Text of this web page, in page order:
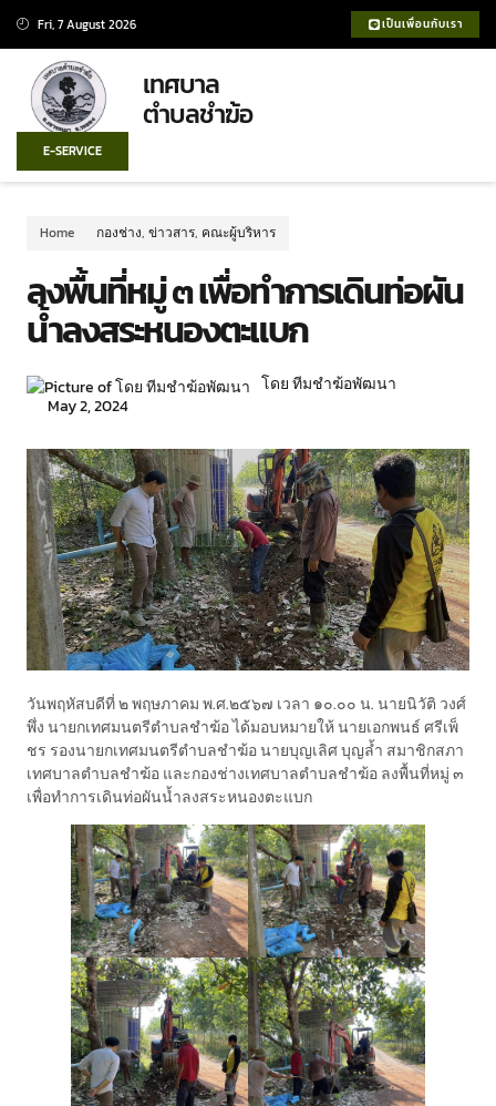
Fri, 7 August 2026 เป็นเพื่อนกับเรา
เทศบาล
ตำบลชำฆ้อ
E-SERVICE
Home กองช่าง, ข่าวสาร, คณะผู้บริหาร
ลงพื้นที่หมู่ ๓ เพื่อทำการเดินท่อผัน
น้ำลงสระหนองตะแบก
โดย ทีมชำฆ้อพัฒนา
May 2, 2024
วันพฤหัสบดีที่ ๒ พฤษภาคม พ.ศ.๒๕๖๗ เวลา ๑๐.๐๐ น. นายนิวัติ วงศ์
พึ่ง นายกเทศมนตรีตำบลชำฆ้อ ได้มอบหมายให้ นายเอกพนธ์ ศรีเพ็
ชร รองนายกเทศมนตรีตำบลชำฆ้อ นายบุญเลิศ บุญล้ำ สมาชิกสภา
เทศบาลตำบลชำฆ้อ และกองช่างเทศบาลตำบลชำฆ้อ ลงพื้นที่หมู่ ๓
เพื่อทำการเดินท่อผันน้ำลงสระหนองตะแบก